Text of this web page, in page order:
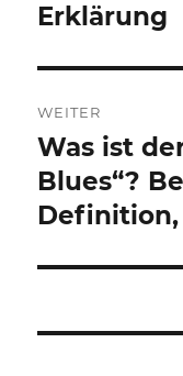
Erklärung
WEITER
Nächster
Beitrag:
Was ist
Blues“?